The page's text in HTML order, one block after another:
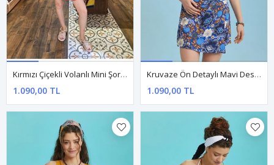
Kırmızı Çiçekli Volanlı Mini Şort Etek
1.090,00 TL
Kruvaze Ön Detaylı Mavi Desenli Şort Etek
1.090,00 TL